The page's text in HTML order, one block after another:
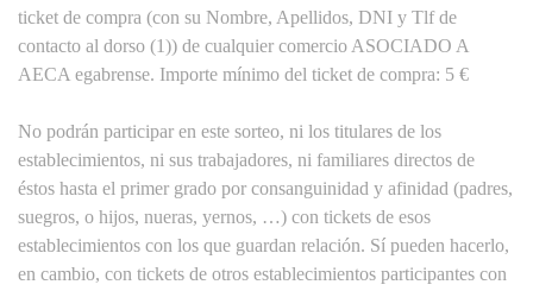
ticket de compra (con su Nombre, Apellidos, DNI y Tlf de
contacto al dorso (1)) de cualquier comercio ASOCIADO A
AECA egabrense. Importe mínimo del ticket de compra: 5 €
No podrán participar en este sorteo, ni los titulares de los
establecimientos, ni sus trabajadores, ni familiares directos de
éstos hasta el primer grado por consanguinidad y afinidad (padres,
suegros, o hijos, nueras, yernos, …) con tickets de esos
establecimientos con los que guardan relación. Sí pueden hacerlo,
en cambio, con tickets de otros establecimientos participantes con